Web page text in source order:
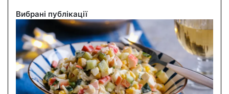
Вибрані публікації
С
м
ч
н
и
й